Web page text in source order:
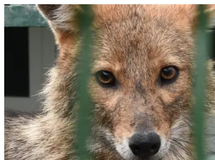
Založnik
Zadruga PD
Naročnine